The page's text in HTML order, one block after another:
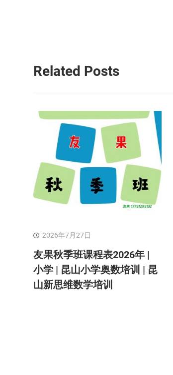
Related Posts
2026年7月27日
友果秋季班课程表2026年 |
小学 | 昆山小学奥数培训 | 昆
山新思维数学培训